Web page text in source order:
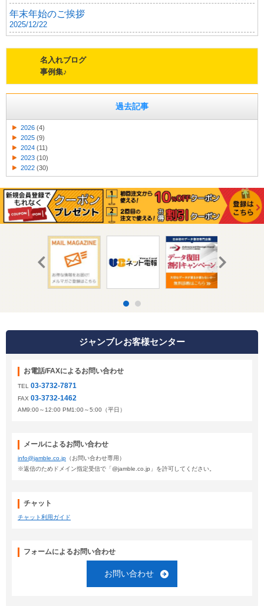
年末年始のご挨拶
2025/12/22
名入れブログ
事例集♪
過去記事
2026 (4)
2025 (9)
2024 (11)
2023 (10)
2022 (30)
ジャンブレお客様センター
お電話/FAXによるお問い合わせ
TEL 03-3732-7871
FAX 03-3732-1462
AM9:00～12:00 PM1:00～5:00（平日）
メールによるお問い合わせ
info@jamble.co.jp （お問い合わせ専用）
※返信のためドメイン指定受信で「@jamble.co.jp」を許可してください。
チャット
チャット利用ガイド
フォームによるお問い合わせ
お問い合わせ